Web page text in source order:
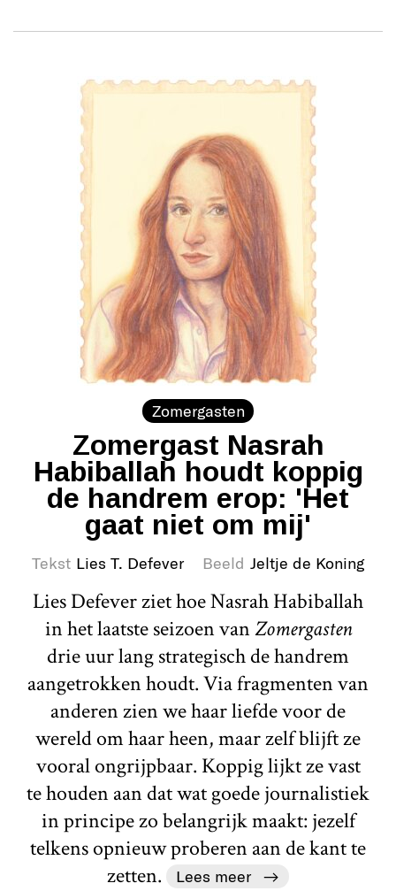
Zomergasten
Zomergast Nasrah
Habiballah houdt koppig
de handrem erop: 'Het
gaat niet om mij'
Tekst Lies T. Defever Beeld Jeltje de Koning
Lies Defever ziet hoe Nasrah Habiballah
in het laatste seizoen vanZomergasten
drie uur lang strategisch de handrem
aangetrokken houdt. Via fragmenten van
anderen zien we haar liefde voor de
wereld om haar heen, maar zelf blijft ze
vooral ongrijpbaar. Koppig lijkt ze vast
te houden aan dat wat goede journalistiek
in principe zo belangrijk maakt: jezelf
telkens opnieuw proberen aan de kant te
zetten.
Lees meer